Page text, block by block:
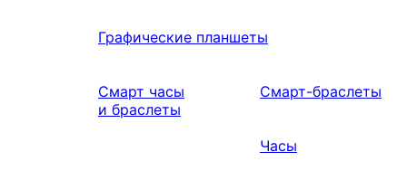
Графические планшеты
Смарт часы
и браслеты
Смарт-браслеты
Часы